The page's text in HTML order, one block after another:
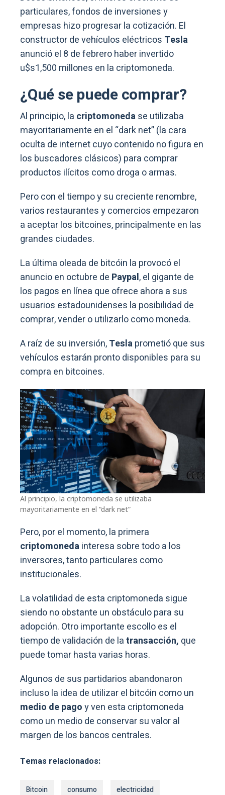
particulares, fondos de inversiones y
empresas hizo progresar la cotización. El
constructor de vehículos eléctricos Tesla
anunció el 8 de febrero haber invertido
u$s1,500 millones en la criptomoneda.
¿Qué se puede comprar?
Al principio, la criptomonedase utilizaba
mayoritariamente en el “dark net” (la cara
oculta de internet cuyo contenido no figura en
los buscadores clásicos) para comprar
productos ilícitos como droga o armas.
Pero con el tiempo y su creciente renombre,
varios restaurantes y comercios empezaron
a aceptar los bitcoines, principalmente en las
grandes ciudades.
La última oleada de bitcóin la provocó el
anuncio en octubre de Paypal, el gigante de
los pagos en línea que ofrece ahora a sus
usuarios estadounidenses la posibilidad de
comprar, vender o utilizarlo como moneda.
A raíz de su inversión,Teslaprometió que sus
vehículos estarán pronto disponibles para su
compra en bitcoines.
Al principio, la criptomoneda se utilizaba
mayoritariamente en el “dark net”
Pero, por el momento, la primera
criptomonedainteresa sobre todo a los
inversores, tanto particulares como
institucionales.
La volatilidad de esta criptomoneda sigue
siendo no obstante un obstáculo para su
adopción. Otro importante escollo es el
tiempo de validación de latransacción, que
puede tomar hasta varias horas.
Algunos de sus partidarios abandonaron
incluso la idea de utilizar el bitcóin como un
medio de pagoy ven esta criptomoneda
como un medio de conservar su valor al
margen de los bancos centrales.
Temas relacionados:
Bitcoin consumo electricidad